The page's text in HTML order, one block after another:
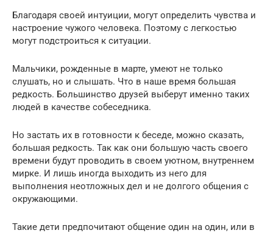
Благодаря своей интуиции, могут определить чувства и
настроение чужого человека. Поэтому с легкостью
могут подстроиться к ситуации.
Мальчики, рожденные в марте, умеют не только
слушать, но и слышать. Что в наше время большая
редкость. Большинство друзей выберут именно таких
людей в качестве собеседника.
Но застать их в готовности к беседе, можно сказать,
большая редкость. Так как они большую часть своего
времени будут проводить в своем уютном, внутреннем
мирке. И лишь иногда выходить из него для
выполнения неотложных дел и не долгого общения с
окружающими.
Такие дети предпочитают общение один на один, или в